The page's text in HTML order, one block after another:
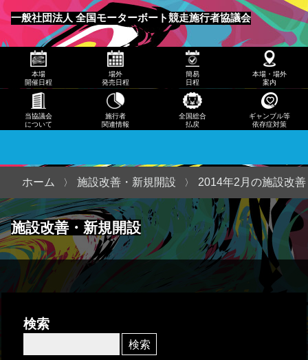
一般社団法人 全国モーターボート競走施行者協議会
メニュー
発売
日程
日程
本
場・
案内
当協
議会
につ
いて
本場
開催日程
場外
発売日程
簡易
日程
本場・場外
案内
当協議会
について
施行者
関連情報
全国総合
払戻
ギャンブル等
依存症対策
施設改善・新規開設
ホーム 施設改善・新規開設 2014年2月の施設改
検索